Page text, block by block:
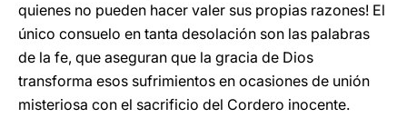
quienes no pueden hacer valer sus propias razones! El
único consuelo en tanta desolación son las palabras
de la fe, que aseguran que la gracia de Dios
transforma esos sufrimientos en ocasiones de unión
misteriosa con el sacrificio del Cordero inocente.